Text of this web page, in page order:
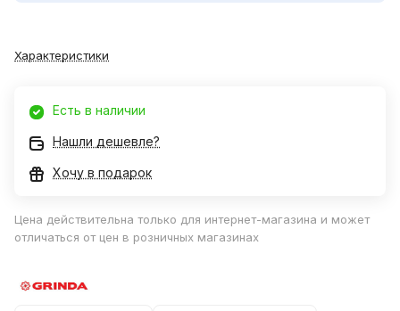
Характеристики
Есть в наличии
Нашли дешевле?
Хочу в подарок
Цена действительна только для интернет-магазина и может
отличаться от цен в розничных магазинах